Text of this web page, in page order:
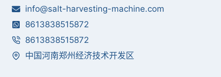
info@salt-harvesting-machine.com
8613838515872
8613838515872
中国河南郑州经济技术开发区